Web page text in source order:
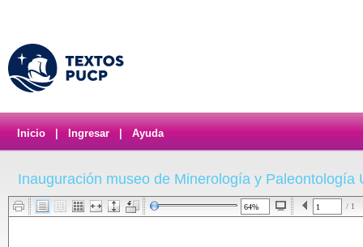
Inicio Ingresar Ayuda
Inauguración museo de Minerología y Paleontología
/ 1